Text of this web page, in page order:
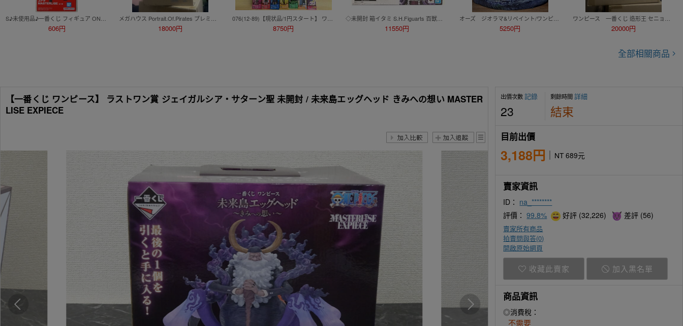
606円 18000円 8750円 11550円 5250円 20000円
全部相關商品
【一番くじ ワンピース】 ラストワン賞 ジェイガルシア・サターン聖 未開封 / 未来島エッグヘッド きみへの想い MASTER
LISE EXPIECE
出價次數記錄
23
剩餘時間詳細
結束
目前出價
3,188円 NT 689元
賣家資訊
ID： na_********
評價：99.8% 好評 (32,226) 差評 (56)
賣家所有商品
拍賣問與答(0)
開啟原始網頁
收藏此賣家 加入黑名單
商品資訊
◎消費稅：
不需要